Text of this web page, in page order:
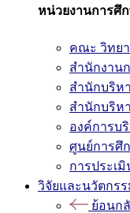
หน่วยงานการศึ
คณะ วิทย
สำนักงาน
สำนักบริห
สำนักบริห
องค์การบ
ศูนย์การศึ
การประเ
วิจัยและนวัตกรร
ย้อนก